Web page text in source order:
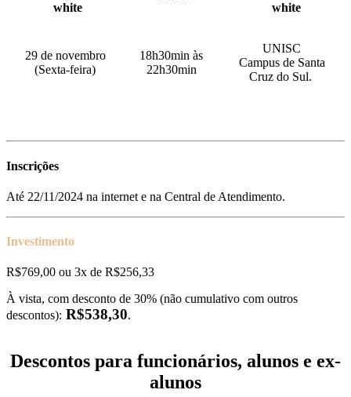
29 de novembro
(Sexta-feira)
18h30min às
22h30min
UNISC
Campus de Santa
Cruz do Sul.
Inscrições
Até 22/11/2024 na internet e na Central de Atendimento.
Investimento
R$769,00 ou 3x de R$256,33
À vista, com desconto de 30% (não cumulativo com outros
descontos): R$538,30.
Descontos para funcionários, alunos e ex-
alunos